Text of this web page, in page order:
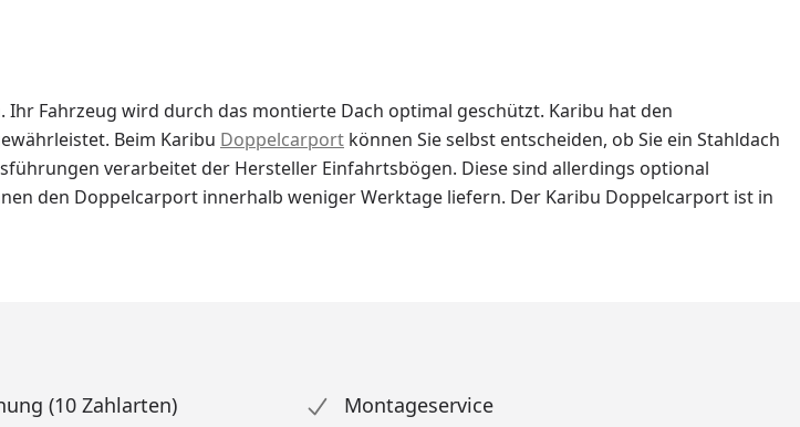
Fahrzeug wird durch das montierte Dach optimal geschützt. Karibu hat den
Beim Karibu Doppelcarport können Sie selbst entscheiden, ob Sie ein Stahldach
verarbeitet der Hersteller Einfahrtsbögen. Diese sind allerdings optional
den Doppelcarport innerhalb weniger Werktage liefern. Der Karibu Doppelcarport ist in
(10 Zahlarten) Montageservice